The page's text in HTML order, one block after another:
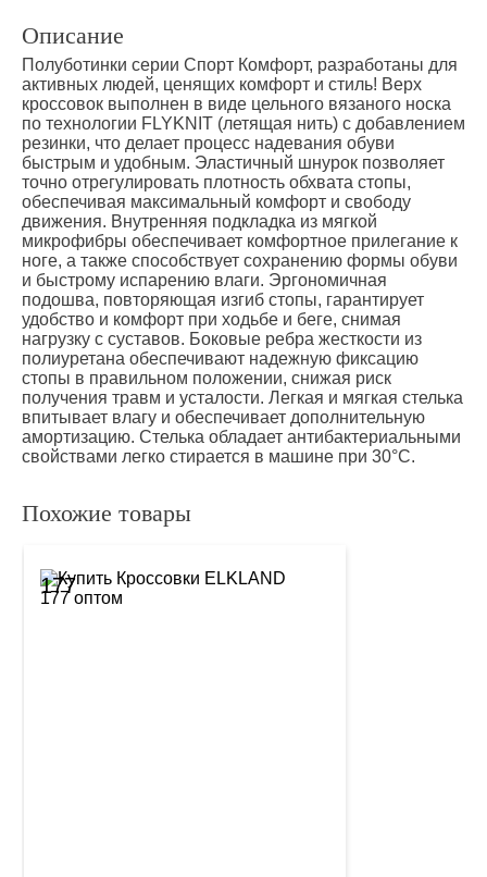
Описание
Полуботинки серии Спорт Комфорт, разработаны для
активных людей, ценящих комфорт и стиль! Верх
кроссовок выполнен в виде цельного вязаного носка
по технологии FLYKNIT (летящая нить) с добавлением
резинки, что делает процесс надевания обуви
быстрым и удобным. Эластичный шнурок позволяет
точно отрегулировать плотность обхвата стопы,
обеспечивая максимальный комфорт и свободу
движения. Внутренняя подкладка из мягкой
микрофибры обеспечивает комфортное прилегание к
ноге, а также способствует сохранению формы обуви
и быстрому испарению влаги. Эргономичная
подошва, повторяющая изгиб стопы, гарантирует
удобство и комфорт при ходьбе и беге, снимая
нагрузку с суставов. Боковые ребра жесткости из
полиуретана обеспечивают надежную фиксацию
стопы в правильном положении, снижая риск
получения травм и усталости. Легкая и мягкая стелька
впитывает влагу и обеспечивает дополнительную
амортизацию. Стелька обладает антибактериальными
свойствами легко стирается в машине при 30°C.
Похожие товары
177